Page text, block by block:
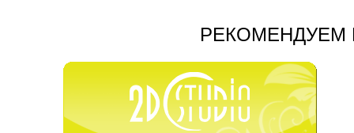
РЕКОМЕНДУЕМ